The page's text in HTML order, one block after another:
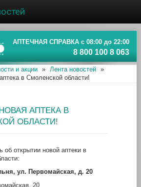
АПТЕЧНАЯ СПРАВКА с 08:00 до 22:00
8 800 100 8 063
и акции » Лента новостей
»
в Смоленской области!
НОВАЯ АПТЕКА В
ОБЛАСТИ!
об открытии новой аптеки в
ул. Первомайская, д. 20